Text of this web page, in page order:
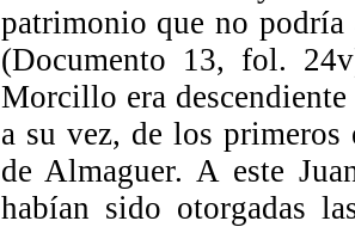
patrimonio que no podría
(Documento 13, fol.
Morcillo era
a su vez, de los
de Almaguer. A este
habían sido otorgadas